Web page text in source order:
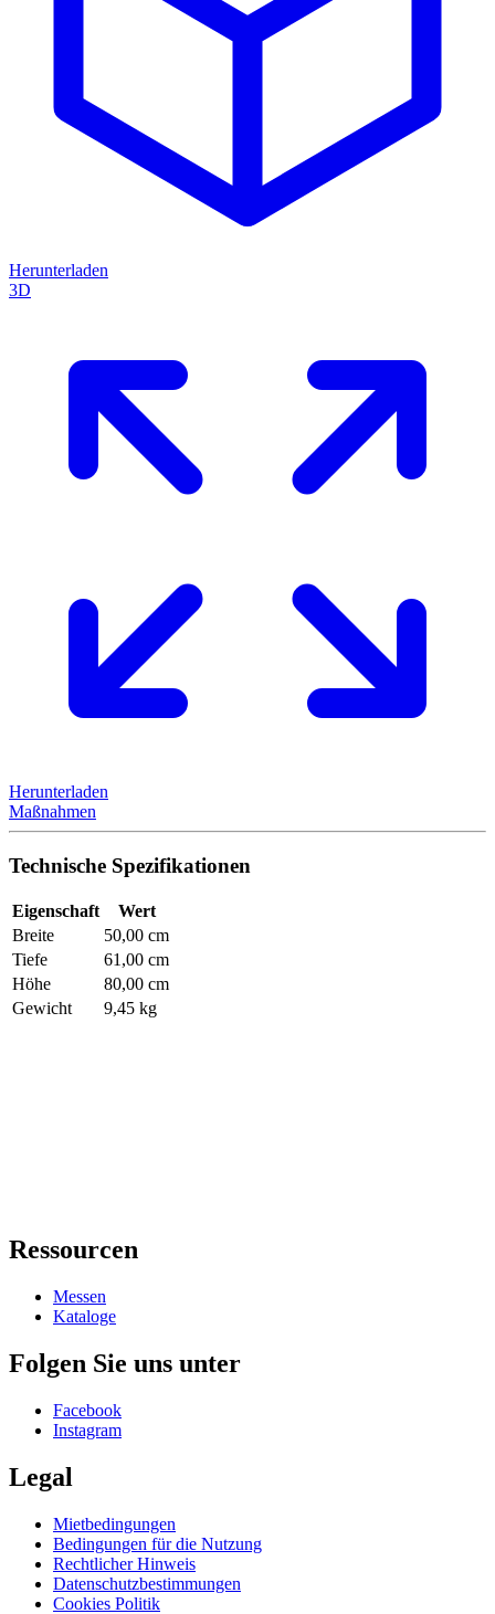
Herunterladen
3D
Herunterladen
Maßnahmen
Technische Spezifikationen
Eigenschaft
Wert
Breite
50,00 cm
Tiefe
61,00 cm
Höhe
80,00 cm
Gewicht
9,45 kg
Ressourcen
Messen
Kataloge
Folgen Sie uns unter
Facebook
Instagram
Legal
Mietbedingungen
Bedingungen für die Nutzung
Rechtlicher Hinweis
Datenschutzbestimmungen
Cookies Politik